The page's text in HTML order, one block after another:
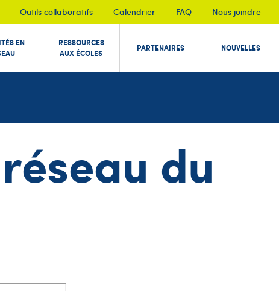
Outils collaboratifs Calendrier FAQ Nous joindre
EN
RESSOURCES
AUX ÉCOLES
PARTENAIRES NOUVELLES
du